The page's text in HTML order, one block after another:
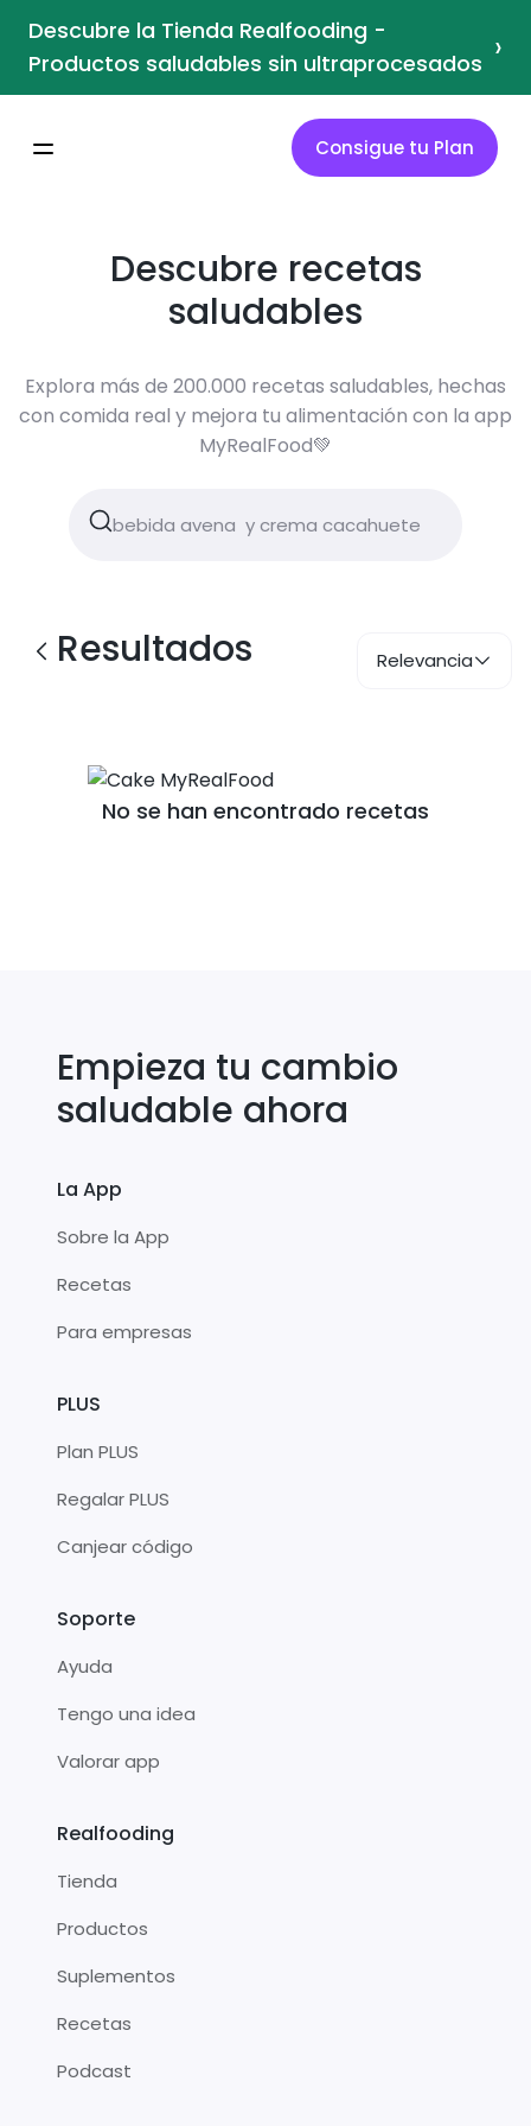
Descubre la Tienda Realfooding -
Productos saludables sin ultraprocesados ›
Consigue tu Plan
Descubre recetas
saludables
Explora más de 200.000 recetas saludables, hechas
con comida real y mejora tu alimentación con la app
MyRealFood💚
Resultados Relevancia
No se han encontrado recetas
Empieza tu cambio
saludable ahora
La App
Sobre la App
Recetas
Para empresas
PLUS
Plan PLUS
Regalar PLUS
Canjear código
Soporte
Ayuda
Tengo una idea
Valorar app
Realfooding
Tienda
Productos
Suplementos
Recetas
Podcast